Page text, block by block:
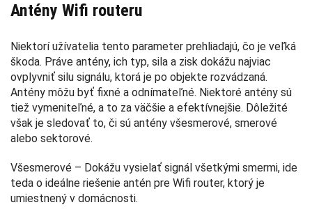
Antény Wifi routeru
Niektorí užívatelia tento parameter prehliadajú, čo je veľká
škoda. Práve antény, ich typ, sila a zisk dokážu najviac
ovplyvniť silu signálu, ktorá je po objekte rozvádzaná.
Antény môžu byť fixné a odnímateľné. Niektoré antény sú
tiež vymeniteľné, a to za väčšie a efektívnejšie. Dôležité
však je sledovať to, či sú antény všesmerové, smerové
alebo sektorové.
Všesmerové – Dokážu vysielať signál všetkými smermi, ide
teda o ideálne riešenie antén pre Wifi router, ktorý je
umiestnený v domácnosti.